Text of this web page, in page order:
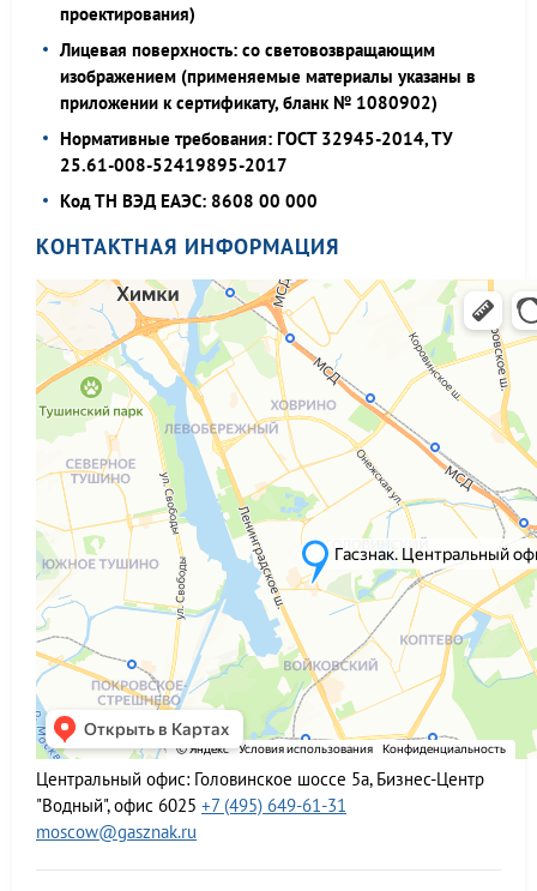
проектирования)
Лицевая поверхность: со световозвращающим
изображением (применяемые материалы указаны в
приложении к сертификату, бланк № 1080902)
Нормативные требования: ГОСТ 32945-2014, ТУ
25.61-008-52419895-2017
Код ТН ВЭД ЕАЭС: 8608 00 000
КОНТАКТНАЯ ИНФОРМАЦИЯ
Центральный офис: Головинское шоссе 5а, Бизнес-Центр
"Водный", офис 6025 +7 (495) 649-61-31
moscow@gasznak.ru